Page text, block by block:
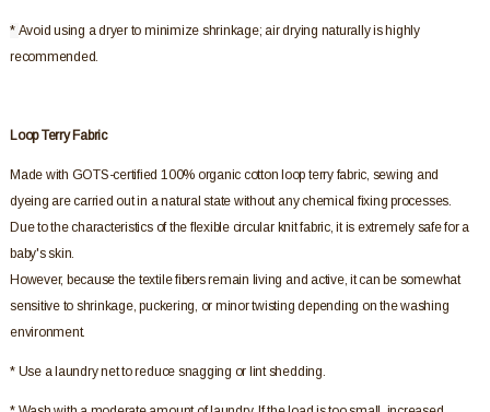
* Avoid using a dryer to minimize shrinkage; air drying naturally is highly
recommended.
Loop Terry Fabric
Made with GOTS-certified 100% organic cotton loop terry fabric, sewing and
dyeing are carried out in a natural state without any chemical fixing processes.
Due to the characteristics of the flexible circular knit fabric, it is extremely safe for a
baby's skin.
However, because the textile fibers remain living and active, it can be somewhat
sensitive to shrinkage, puckering, or minor twisting depending on the washing
environment.
* Use a laundry net to reduce snagging or lint shedding.